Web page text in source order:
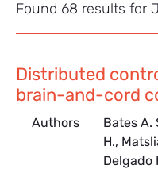
Found 68 results for
Distributed
brain-and-cord
Authors
Bates A.
H.,
Delgado